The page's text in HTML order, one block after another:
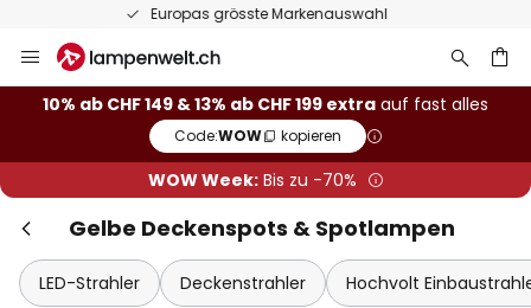
50 Tage kostenlose Retoure
Inhalt
springen
10% ab CHF 149 & 13% ab CHF 199 extra auf fast alles
Code:WOW kopieren
WOW Week:Bis zu -70%
Gelbe Deckenspots & Spotlampen
LED-Strahler Deckenstrahler Hochvolt